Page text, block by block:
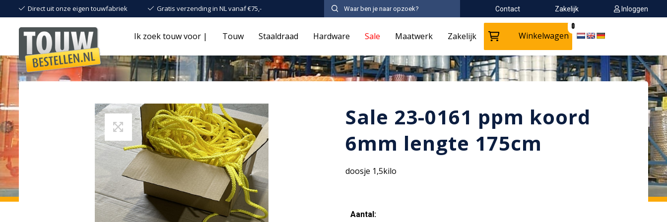
Direct uit onze eigen touwfabriek Gratis verzending in NL vanaf €75,- Contact Zakelijk Inloggen
Ik zoek touw voor | Touw Staaldraad Hardware Sale Maatwerk Zakelijk Winkelwagen
0
Sale 23-0161 ppm koord
6mm lengte 175cm
doosje 1,5kilo
Aantal: